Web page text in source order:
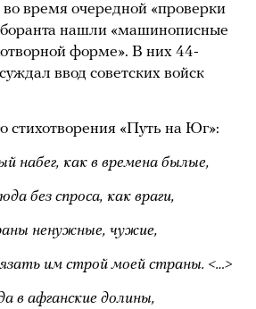
во время очередной «проверки
нашли «машинописные
форме». В них 44-
ввод советских войск
стихотворения «Путь на Юг»:
набег, как в времена былые,
без спроса, как враги,
ненужные, чужие,
им строй моей страны. <…>
в афганские долины,